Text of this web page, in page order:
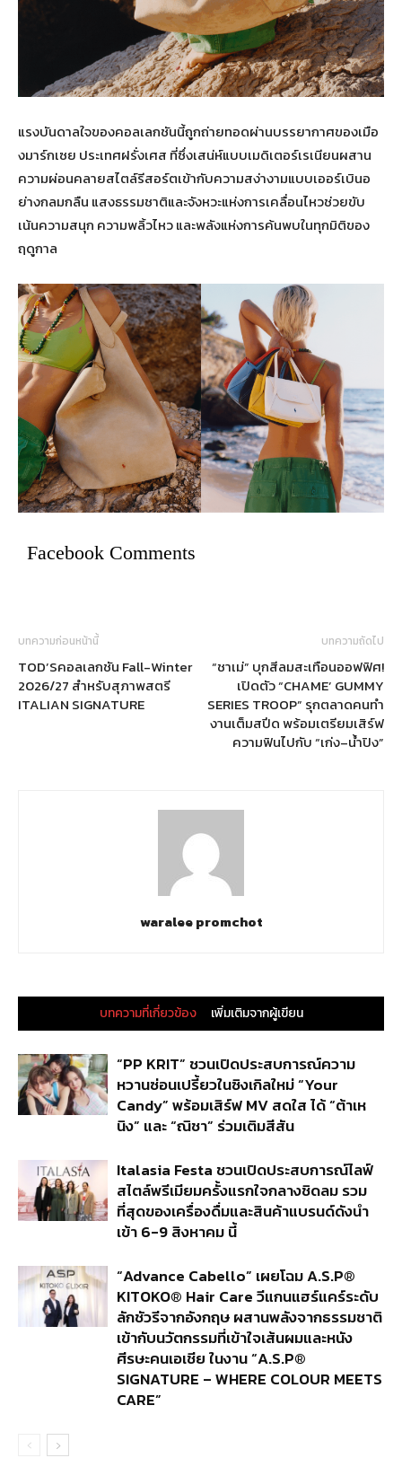
แรงบันดาลใจของคอลเลกชันนี้ถูกถ่ายทอดผ่านบรรยากาศของเมือ
งมาร์กเซย ประเทศฝรั่งเศส ที่ซึ่งเสน่ห์แบบเมดิเตอร์เรเนียนผสาน
ความผ่อนคลายสไตล์รีสอร์ตเข้ากับความสง่างามแบบเออร์เบินอ
ย่างกลมกลืน แสงธรรมชาติและจังหวะแห่งการเคลื่อนไหวช่วยขับ
เน้นความสนุก ความพลิ้วไหว และพลังแห่งการค้นพบในทุกมิติของ
ฤดูกาล
Facebook Comments
บทความก่อนหน้านี้
TOD’Sคอลเลกชัน Fall-Winter
2026/27 สำหรับสุภาพสตรี
ITALIAN SIGNATURE
บทความถัดไป
“ชาเม่” บุกสีลมสะเทือนออฟฟิศ!
เปิดตัว “CHAME’ GUMMY
SERIES TROOP” รุกตลาดคนทำ
งานเต็มสปีด พร้อมเตรียมเสิร์ฟ
ความฟินไปกับ “เก่ง–น้ำปิง”
waralee promchot
บทความที่เกี่ยวข้อง เพิ่มเติมจากผู้เขียน
“PP KRIT” ชวนเปิดประสบการณ์ความ
หวานซ่อนเปรี้ยวในซิงเกิลใหม่ “Your
Candy” พร้อมเสิร์ฟ MV สดใส ได้ “ต้าเห
นิง” และ “ณิชา” ร่วมเติมสีสัน
Italasia Festa ชวนเปิดประสบการณ์ไลฟ์
สไตล์พรีเมียมครั้งแรกใจกลางชิดลม รวม
ที่สุดของเครื่องดื่มและสินค้าแบรนด์ดังนำ
เข้า 6-9 สิงหาคม นี้
“Advance Cabello” เผยโฉม A.S.P®
KITOKO® Hair Care วีแกนแฮร์แคร์ระดับ
ลักชัวรีจากอังกฤษ ผสานพลังจากธรรมชาติ
เข้ากับนวัตกรรมที่เข้าใจเส้นผมและหนัง
ศีรษะคนเอเชีย ในงาน “A.S.P®
SIGNATURE – WHERE COLOUR MEETS
CARE”